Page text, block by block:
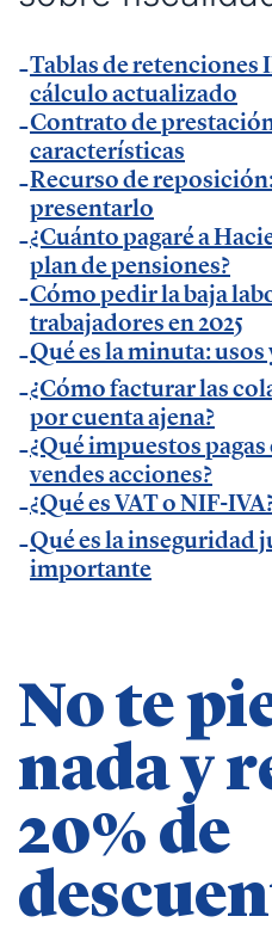
— Entrevista en
Marcos De La Cueva en
— Participación como
España 2023.
Temáticas de
negocios | startups |
empresas| asesorías|
| pequeños negocios |
desarrollo de negocio
Tablas de retenciones
cálculo actualizado
Contrato de
características
Recurso de
presentarlo
¿Cuánto pagaré a
plan de pensiones?
Cómo pedir la baja
trabajadores en 2025
Qué es la minuta:
¿Cómo facturar las
por cuenta ajena?
¿Qué impuestos
vendes acciones?
¿Qué es VAT o NIF-
Qué es la inseguridad
importante
No te
nada y
20% de